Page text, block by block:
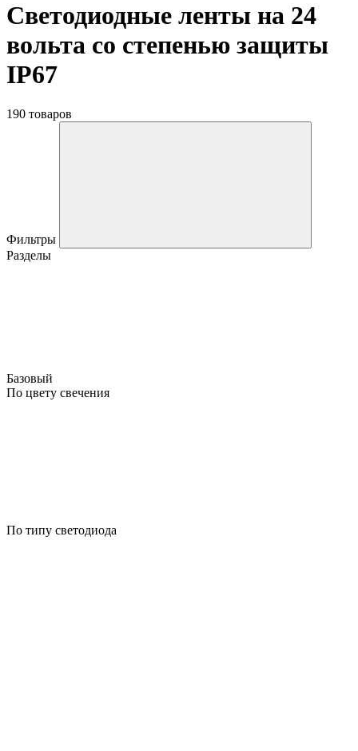
Светодиодные ленты на 24
вольта со степенью защиты
IP67
190 товаров
Фильтры
Разделы
Базовый
По цвету свечения
По типу светодиода